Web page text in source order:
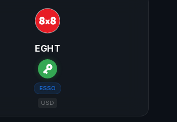
EGHT
ESSO
USD